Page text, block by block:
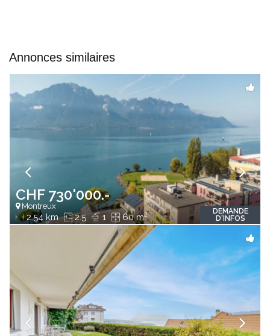
Annonces similaires
CHF 730'000.-
Montreux
2.54 km 2.5 1 60 m2
DEMANDE
D'INFOS